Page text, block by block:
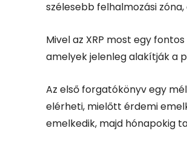
szélesebb felhalmozási
Mivel az XRP most egy
amelyek jelenleg alakítják a
Az első forgatókönyv egy
elérheti, mielőtt érdemi
emelkedik, majd hónapokig